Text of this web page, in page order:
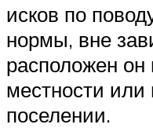
исков по
нормы, вне
расположен он
местности или
поселении.